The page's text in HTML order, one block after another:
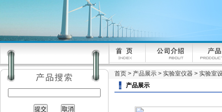
首页 > 产品展示 > 实验室仪器 > 实验室
产品展示